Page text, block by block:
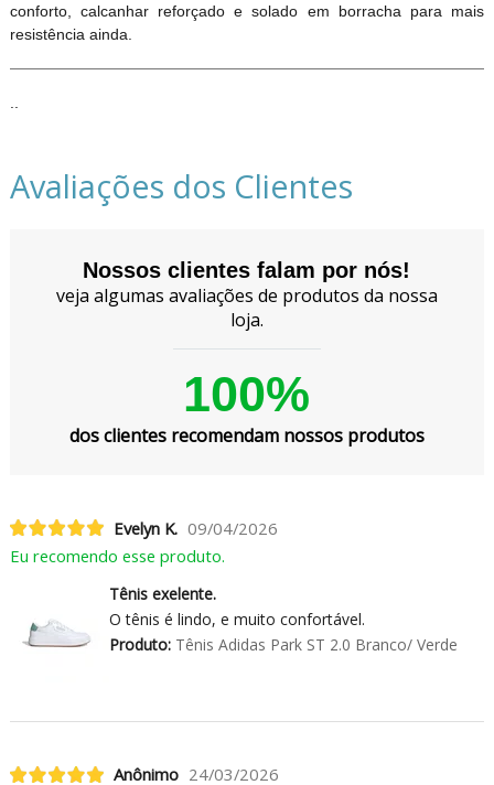
conforto, calcanhar reforçado e solado em borracha para mais
resistência ainda.
Avaliações dos Clientes
Nossos clientes falam por nós!
veja algumas avaliações de produtos da nossa
loja.
100%
dos clientes recomendam nossos produtos
Evelyn K. 09/04/2026
Eu recomendo esse produto.
Tênis exelente.
O tênis é lindo, e muito confortável.
Produto:Tênis Adidas Park ST 2.0 Branco/ Verde
Anônimo 24/03/2026